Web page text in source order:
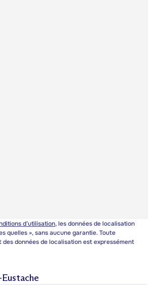
d’utilisation, les données de localisation
quelles », sans aucune garantie. Toute
données de localisation est expressément